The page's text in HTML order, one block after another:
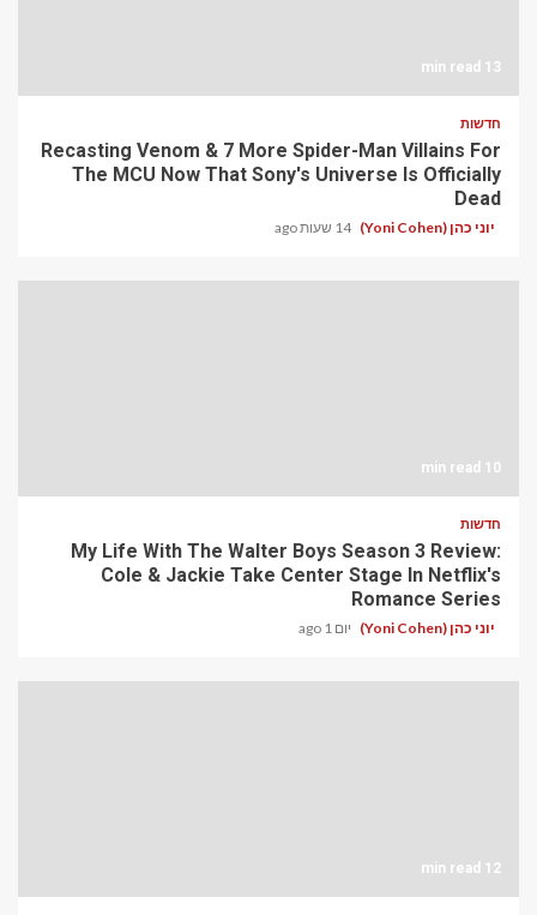
13 min read
חדשות
Recasting Venom & 7 More Spider-Man Villains For
The MCU Now That Sony's Universe Is Officially
Dead
יוני כהן (Yoni Cohen) 14 שעות ago
10 min read
חדשות
My Life With The Walter Boys Season 3 Review:
Cole & Jackie Take Center Stage In Netflix's
Romance Series
יוני כהן (Yoni Cohen) יום 1 ago
12 min read